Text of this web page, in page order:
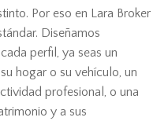
Por eso en Lara Broker
Diseñamos
perfil, ya seas un
hogar o su vehículo, un
profesional, o una
y a sus